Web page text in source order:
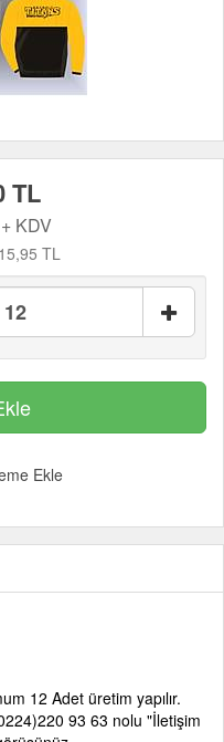
TL
KDV
TL
Ekle
12 Adet üretim yapılır.
93 63 nolu "İletişim